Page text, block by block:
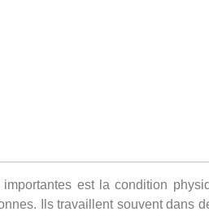
est la condition
Ils travaillent souvent dans